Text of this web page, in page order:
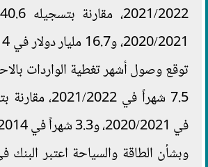
توقع وصول أشهر تغطية الواردات
في 2020/2021، و3.3 شهراً في 2013/2014.